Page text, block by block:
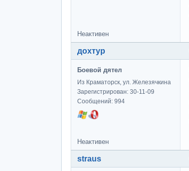
Неактивен
дохтур
Боевой дятел
Из Краматорск, ул. Железячкина
Зарегистрирован: 30-11-09
Сообщений: 994
Неактивен
straus